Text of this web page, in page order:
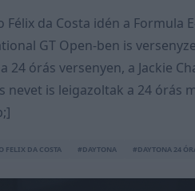
Félix da Costa idén a Formula
GT Open-ben is
24 órás versenyen, a Jackie
nevet is leigazoltak a 24 órás
FELIX DA COSTA #DAYTONA #DAYTONA 24